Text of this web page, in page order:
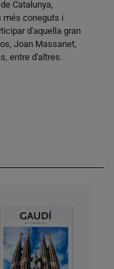
Catalunya,
coneguts i
d'aquella gran
Joan Massanet,
entre d'altres.